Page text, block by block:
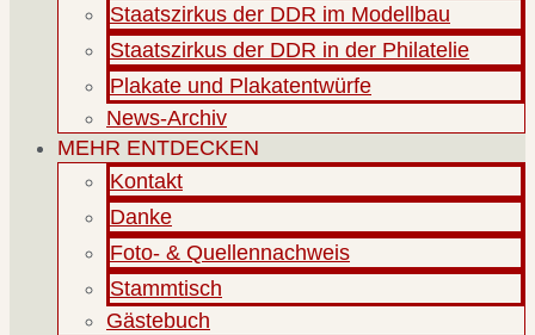
Staatszirkus der DDR im Modellbau
Staatszirkus der DDR in der Philatelie
Plakate und Plakatentwürfe
News-Archiv
MEHR ENTDECKEN
Kontakt
Danke
Foto- & Quellennachweis
Stammtisch
Gästebuch